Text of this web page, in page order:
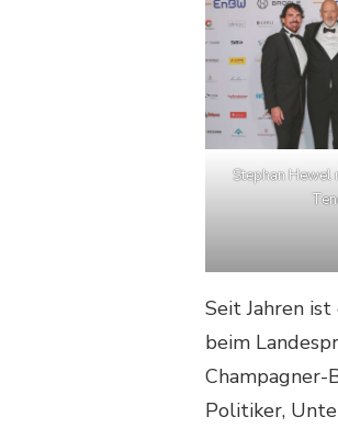
Stephan Hewel
Seit Jahren
beim
Champagner-
Politiker,